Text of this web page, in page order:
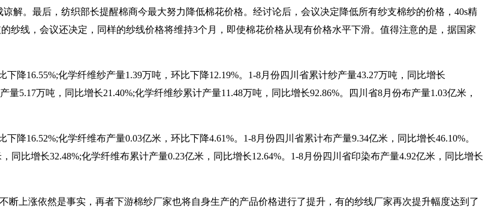
解。最后，纺织部长提醒棉商今最大努力降低棉花价格。经讨论后，会议决定降低所有纱支棉纱的价格，40s精
纱线，会议还决定，同样的纱线价格将维持3个月，即使棉花价格从现有价格水平下滑。值得注意的是，据国家
降16.55%;化学纤维纱产量1.39万吨，环比下降12.19%。1-8月份四川省累计纱产量43.27万吨，同比增长
5.17万吨，同比增长21.40%;化学纤维纱累计产量11.48万吨，同比增长92.86%。四川省8月份布产量1.03亿米，
降16.52%;化学纤维布产量0.03亿米，环比下降4.61%。1-8月份四川省累计布产量9.34亿米，同比增长46.10%。
同比增长32.48%;化学纤维布累计产量0.23亿米，同比增长12.64%。1-8月份四川省印染布产量4.92亿米，同比增长
断上涨依然是事实，再者下游棉纱厂家也将自身生产的产品价格进行了提升，有的纱线厂家再次提升幅度达到了